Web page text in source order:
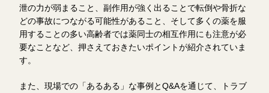
泄の力が弱まること、副作用が強く出ることで転倒や骨折な
どの事故につながる可能性があること、そして多くの薬を服
用することの多い高齢者では薬同士の相互作用にも注意が必
要なことなど、押さえておきたいポイントが紹介されていま
す。
また、現場での「あるある」な事例とQ&Aを通じて、トラブ